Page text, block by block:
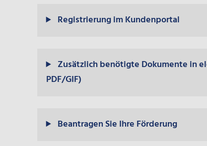
Registrierung im Kundenportal
Zusätzlich benötigte Dokumente in
PDF/GIF)
Beantragen Sie Ihre Förderung